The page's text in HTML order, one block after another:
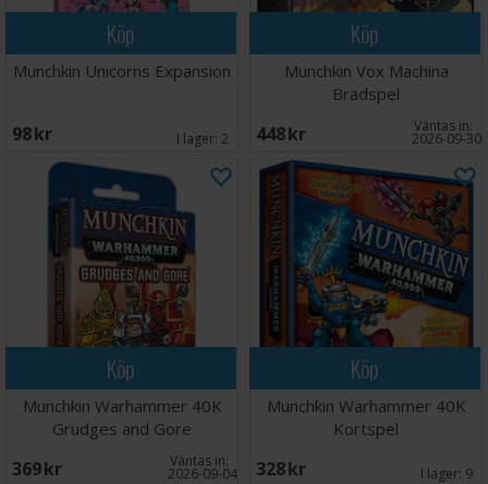
Köp
Munchkin Unicorns Expansion
98 SEK I lager: 2
Köp
Munchkin Vox Machina
Brädspel
448 SEK Väntas in:
2026-09-30
Köp
Munchkin Warhammer 40K
Grudges and Gore
369 SEK Väntas in:
2026-09-04
Köp
Munchkin Warhammer 40K
Kortspel
328 SEK I lager: 9